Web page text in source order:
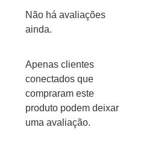
Não há avaliações
ainda.
Apenas clientes
conectados que
compraram este
produto podem deixar
uma avaliação.